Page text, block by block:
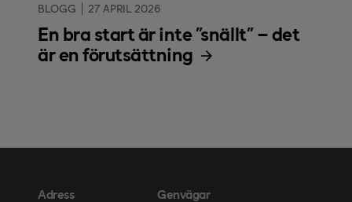
BLOGG 27 APRIL 2026
En bra start är inte ”snällt” – det
är en förutsättning
Adress Genvägar